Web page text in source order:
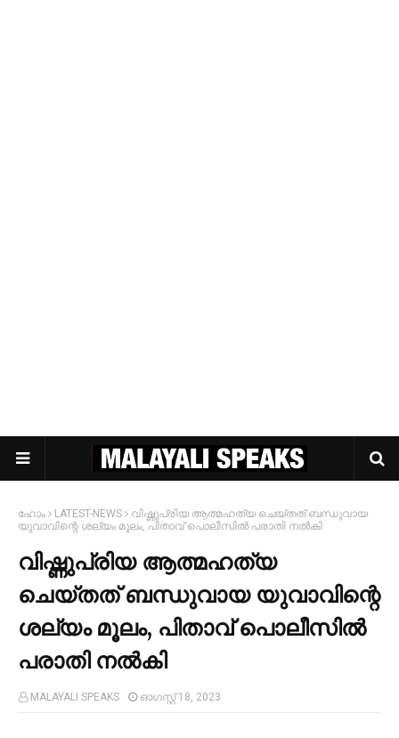
ഹോം LATEST-NEWS
വിഷ്ണുപ്രിയ‍ ആത്മഹത്യ ചെയ്‌തത് ബന്ധുവായ
യുവാവിന്റെ ശല്യം മൂലം, പിതാവ് പൊലീസില്‍ പരാതി നല്‍കി
വിഷ്ണുപ്രിയ‍ ആത്മഹത്യ
ചെയ്‌തത് ബന്ധുവായ യുവാവിന്റെ
ശല്യം മൂലം, പിതാവ് പൊലീസില്‍
പരാതി നല്‍കി
MALAYALI SPEAKS ഓഗസ്റ്റ് 18, 2023